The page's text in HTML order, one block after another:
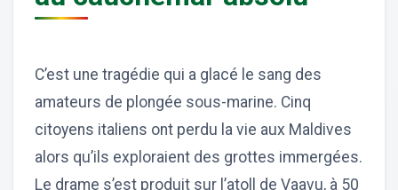
C’est une tragédie qui a glacé le sang des
amateurs de plongée sous-marine. Cinq
citoyens italiens ont perdu la vie aux Maldives
alors qu’ils exploraient des grottes immergées.
Le drame s’est produit sur l’atoll de Vaavu, à 50